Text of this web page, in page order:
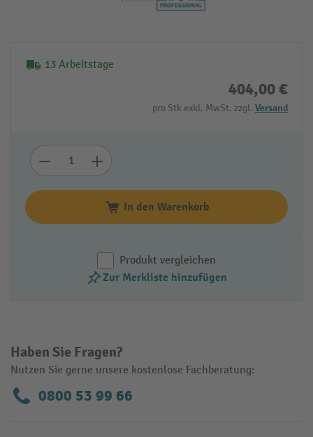
13 Arbeitstage
404,00 €
pro Stk exkl. MwSt. zzgl. Versand
In den Warenkorb
Produkt vergleichen
Zur Merkliste hinzufügen
Haben Sie Fragen?
Nutzen Sie gerne unsere kostenlose Fachberatung:
0800 53 99 66